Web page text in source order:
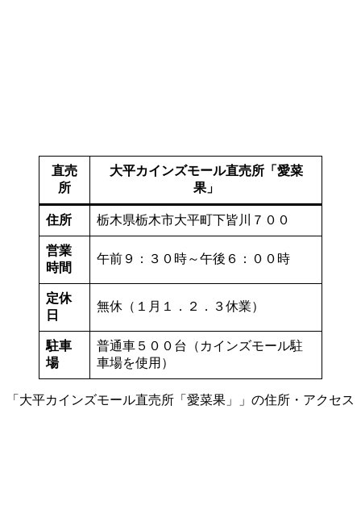
直売
所
大平カインズモール直売所「愛菜
果」
住所 栃木県栃木市大平町下皆川７００
営業
時間
午前９：３０時～午後６：００時
定休
日
無休（１月１．２．３休業）
駐車
場
普通車５００台（カインズモール駐
車場を使用）
「大平カインズモール直売所「愛菜果」」の住所・アクセス